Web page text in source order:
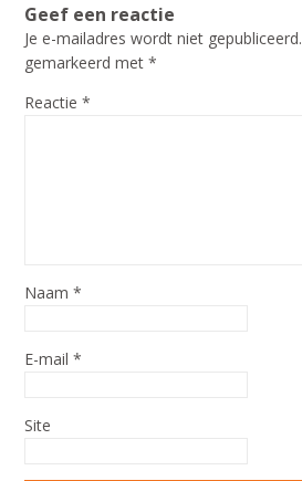
Geef een reactie
Je e-mailadres wordt niet gepubliceerd.
gemarkeerd met*
Reactie*
Naam*
E-mail*
Site